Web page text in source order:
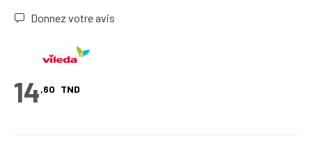
Donnez votre avis
14,60 TND